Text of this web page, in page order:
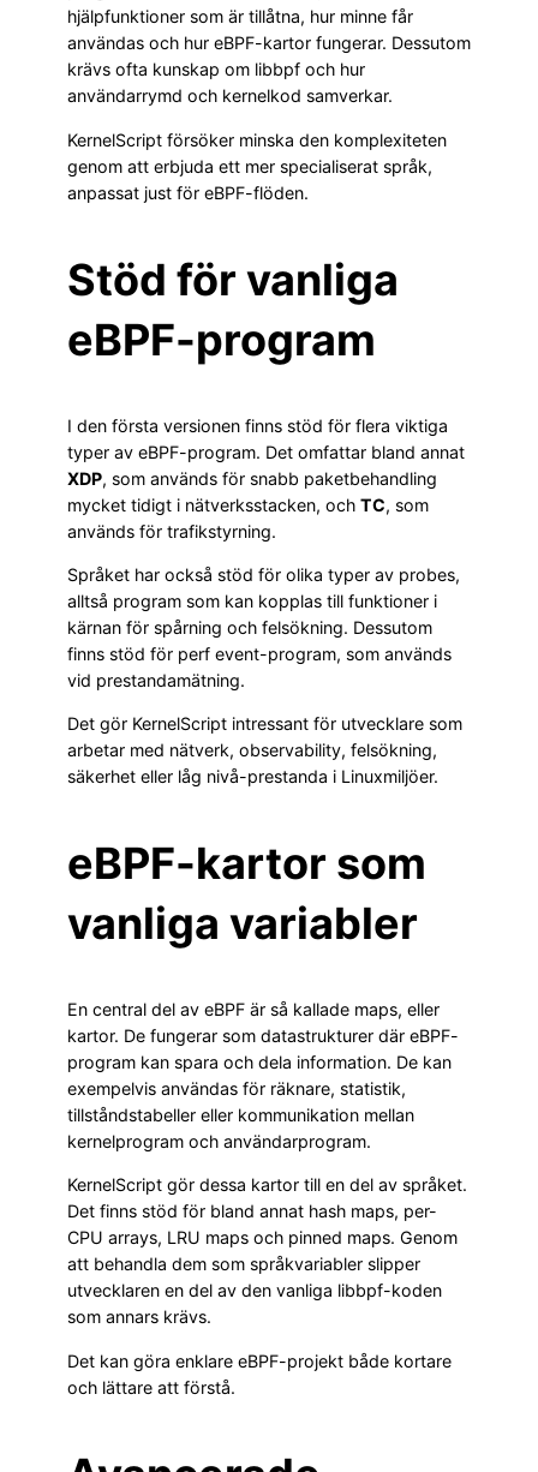
hjälpfunktioner som är tillåtna, hur minne får
användas och hur eBPF-kartor fungerar. Dessutom
krävs ofta kunskap om libbpf och hur
användarrymd och kernelkod samverkar.
KernelScript försöker minska den komplexiteten
genom att erbjuda ett mer specialiserat språk,
anpassat just för eBPF-flöden.
Stöd för vanliga
eBPF-program
I den första versionen finns stöd för flera viktiga
typer av eBPF-program. Det omfattar bland annat
XDP, som används för snabb paketbehandling
mycket tidigt i nätverksstacken, och TC, som
används för trafikstyrning.
Språket har också stöd för olika typer av probes,
alltså program som kan kopplas till funktioner i
kärnan för spårning och felsökning. Dessutom
finns stöd för perf event-program, som används
vid prestandamätning.
Det gör KernelScript intressant för utvecklare som
arbetar med nätverk, observability, felsökning,
säkerhet eller låg nivå-prestanda i Linuxmiljöer.
eBPF-kartor som
vanliga variabler
En central del av eBPF är så kallade maps, eller
kartor. De fungerar som datastrukturer där eBPF-
program kan spara och dela information. De kan
exempelvis användas för räknare, statistik,
tillståndstabeller eller kommunikation mellan
kernelprogram och användarprogram.
KernelScript gör dessa kartor till en del av språket.
Det finns stöd för bland annat hash maps, per-
CPU arrays, LRU maps och pinned maps. Genom
att behandla dem som språkvariabler slipper
utvecklaren en del av den vanliga libbpf-koden
som annars krävs.
Det kan göra enklare eBPF-projekt både kortare
och lättare att förstå.